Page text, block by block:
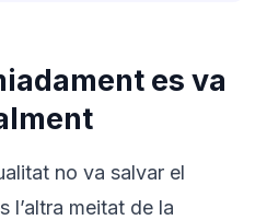
es va
no va salvar el
l’altra meitat de la